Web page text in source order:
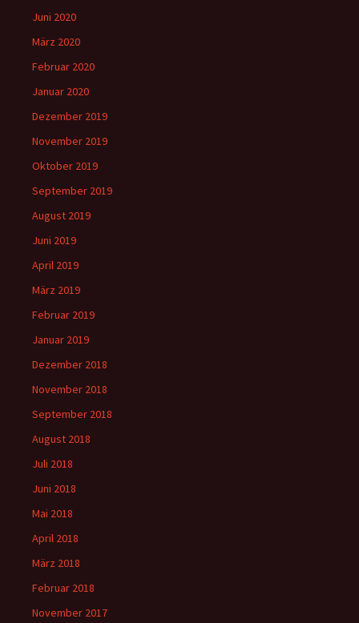
Juni 2020
März 2020
Februar 2020
Januar 2020
Dezember 2019
November 2019
Oktober 2019
September 2019
August 2019
Juni 2019
April 2019
März 2019
Februar 2019
Januar 2019
Dezember 2018
November 2018
September 2018
August 2018
Juli 2018
Juni 2018
Mai 2018
April 2018
März 2018
Februar 2018
November 2017